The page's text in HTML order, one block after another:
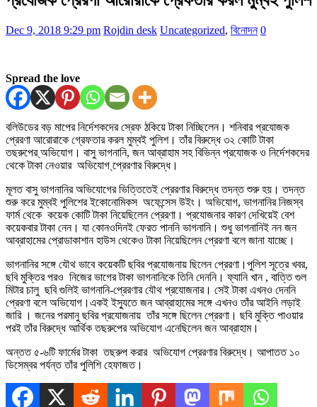
Dec 9, 2018 9:29 pm Rojdin desk Uncategorized, বিনোদন 0
Spread the love
বলিউডের বড় মাপের নির্দেশকদের স্রেফ ঠকিয়ে টাকা নিচ্ছিলেন। শনিবার প্রযোজক
প্রেরণা আরোরাকে গ্রেফতার করল মুম্বই পুলিশ। তাঁর বিরুদ্ধে ৩২ কোটি টাকা
তছরুপের ্অভিযোগ। বাসু ভাগনানি, জন আব্রাহাম সহ বিভিন্ন প্রযোজক ও নির্দেশকদের
থেকে টাকা নেওয়ার অভিযোগ ্প্রেরণার বিরুদ্ধে।
মূলত বাসু ভাগনানির অভিযোগের ভিত্তিতেই প্রেরণার বিরুদ্ধে তদন্ত শুরু হয়। তদন্ত
শুরু করে মুম্বই পুলিশের ইকোনোমিকস অফেন্সেস উইং। অভিযোগ, ভাগনানির নিজস্ব
ফার্ম থেকে কয়েক কোটি টাকা নিয়েছিলেন প্রেরণা। প্রযোজনার কারণ দেখিয়েই বেশ
কয়েকবার টাকা নেন। যা কোনওদিনই ফেরত পাননি ভাগনানি। শুধু ভাগনানিই নন জন
আব্রাহামের প্রোডাকাশান হাউস থেকেও টাকা নিয়েছিলেন প্রেরণা বলে জানা যাচ্ছে।
ভাগনানির সঙ্গে যৌথ ভাবে কয়েকটি ছবির প্রযোজনায় ছিলেন প্রেরণা।পুলিশ সূত্রে খবর,
ছবি মুক্তির পরও নিজের ভাগের টাকা ভাগনানিকে তিনি দেননি। ফ্যানি খান , বাত্তি গুল
মিটার চালু ছবি গুলিই ভাগনানি-প্রেরণার যৌথ প্রযোজনার। সেই টাকা এখনও দেননি
প্রেরণা বলে অভিযোগ।একই ইস্যুতে জন আব্রাহামের সঙ্গে এখনও তাঁর আইনি লড়াই
জারি । জনের পরমানু ছবির প্রযোজনায় তাঁর সঙ্গে ছিলেন প্রেরণা। ছবি মুক্তি পাওয়ার
পরই তাঁর বিরুদ্ধে আর্থিক তছরুপের অভিযোগ এনেছিলেন জন আব্রাহাম।
অন্তত ৫-৬টি ফার্মের টাকা তছরুপ করার অভিযোগ প্রেরণার বিরুদ্ধে। আপাতত ১০
ডিসেম্বর পর্যন্ত তাঁর পুলিশি হেফাজত।